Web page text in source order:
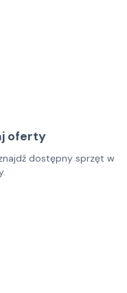
oferty
dostępny sprzęt w